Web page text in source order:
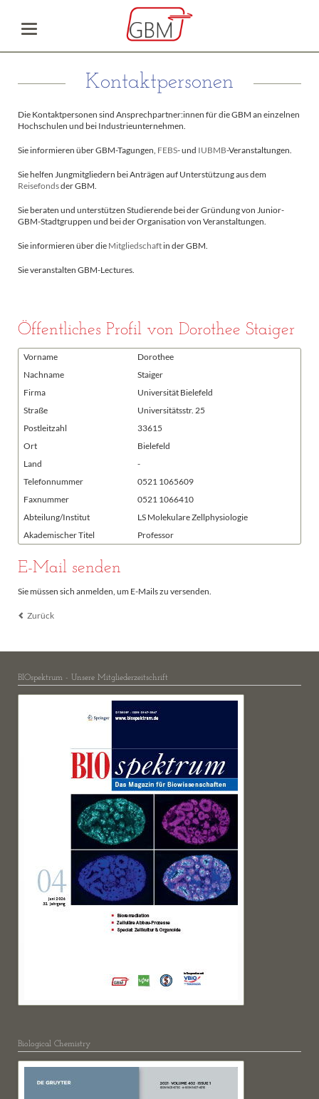
Kontaktpersonen
Die Kontaktpersonen sind Ansprechpartner:innen für die GBM an einzelnen
Hochschulen und bei Industrieunternehmen.
Sie informieren über GBM-Tagungen, FEBS- und IUBMB-Veranstaltungen.
Sie helfen Jungmitgliedern bei Anträgen auf Unterstützung aus dem
Reisefondsder GBM.
Sie beraten und unterstützen Studierende bei der Gründung von Junior-
GBM-Stadtgruppen und bei der Organisation von Veranstaltungen.
Sie informieren über die Mitgliedschaftin der GBM.
Sie veranstalten GBM-Lectures.
Öffentliches Profil von Dorothee Staiger
Vorname
Dorothee
Nachname
Staiger
Firma
Universität Bielefeld
Straße
Universitätsstr. 25
Postleitzahl
33615
Ort
Bielefeld
Land
-
Telefonnummer
0521 1065609
Faxnummer
0521 1066410
Abteilung/Institut
LS Molekulare Zellphysiologie
Akademischer Titel
Professor
E-Mail senden
Sie müssen sich anmelden, um E-Mails zu versenden.
Zurück
BIOspektrum - Unsere Mitgliederzeitschrift
Biological Chemistry